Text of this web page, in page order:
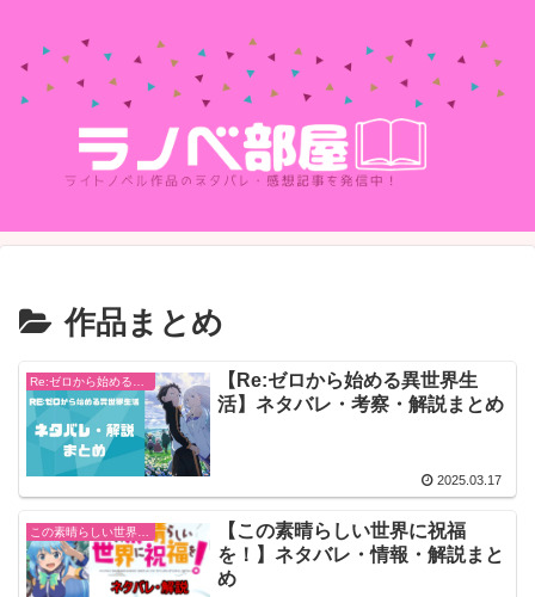
作品まとめ
Re:ゼロから始める異世界生活
【Re:ゼロから始める異世界生
活】ネタバレ・考察・解説まとめ
2025.03.17
【この素晴らしい世界に祝福
を！】ネタバレ・情報・解説まと
め